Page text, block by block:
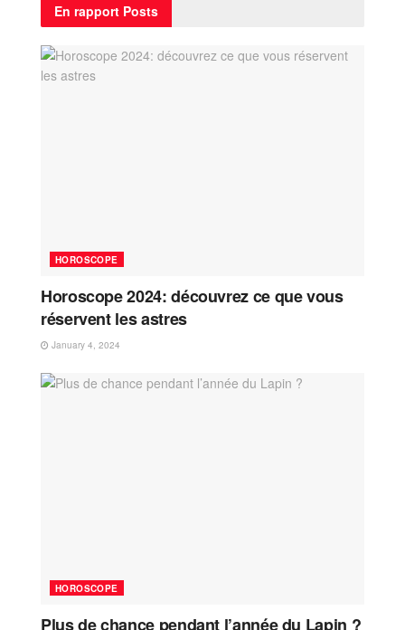
En rapport Posts
HOROSCOPE
Horoscope 2024: découvrez ce que vous
réservent les astres
January 4, 2024
HOROSCOPE
Plus de chance pendant l’année du Lapin ?